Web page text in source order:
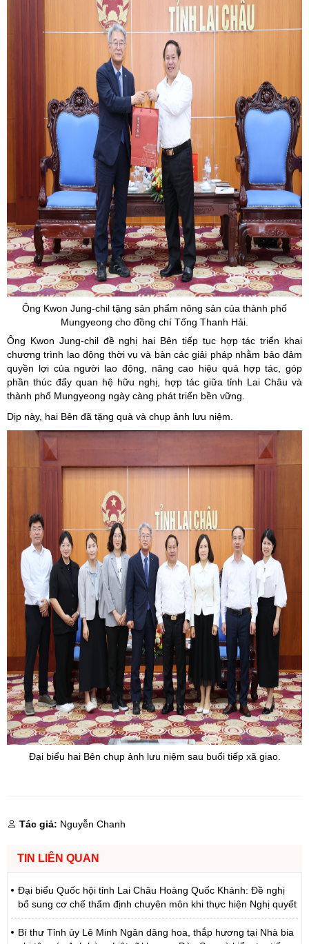
Ông Kwon Jung-chil tặng sản phẩm nông sản của thành phố
Mungyeong cho đồng chí Tống Thanh Hải.
Ông Kwon Jung-chil đề nghị hai Bên tiếp tục hợp tác triển khai
chương trình lao động thời vụ và bàn các giải pháp nhằm bảo đảm
quyền lợi của người lao động, nâng cao hiệu quả hợp tác, góp
phần thúc đẩy quan hệ hữu nghị, hợp tác giữa tỉnh Lai Châu và
thành phố Mungyeong ngày càng phát triển bền vững.
Dịp này, hai Bên đã tặng quà và chụp ảnh lưu niệm.
Đại biểu hai Bên chụp ảnh lưu niệm sau buổi tiếp xã giao.
Tác giả: Nguyễn Chanh
TIN LIÊN QUAN
Đại biểu Quốc hội tỉnh Lai Châu Hoàng Quốc Khánh: Đề nghị
bổ sung cơ chế thẩm định chuyên môn khi thực hiện Nghị quyết
Bí thư Tỉnh ủy Lê Minh Ngân dâng hoa, thắp hương tại Nhà bia